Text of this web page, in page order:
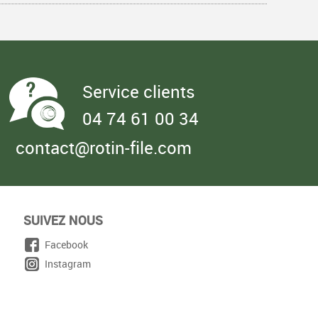
Service clients
04 74 61 00 34
contact@rotin-file.com
SUIVEZ NOUS
Facebook
Instagram